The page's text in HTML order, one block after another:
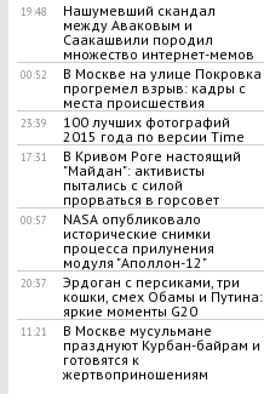
19:48
Нашумевший скандал
между Аваковым и
Саакашвили породил
множество интернет-мемов
00:52
В Москве на улице Покровка
прогремел взрыв: кадры с
места происшествия
23:39
100 лучших фотографий
2015 года по версии Time
17:31
В Кривом Роге настоящий
"Майдан": активисты
пытались с силой
прорваться в горсовет
00:57
NASA опубликовало
исторические снимки
процесса прилунения
модуля "Аполлон-12"
20:37
Эрдоган с персиками, три
кошки, смех Обамы и Путина:
яркие моменты G20
11:21
В Москве мусульмане
празднуют Курбан-байрам и
готовятся к
жертвоприношениям